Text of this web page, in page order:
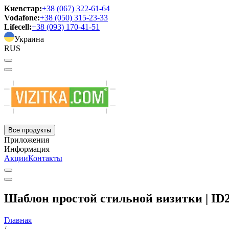
Киевстар:+38 (067) 322-61-64
Vodafone:+38 (050) 315-23-33
Lifecell:+38 (093) 170-41-51
Украина
RUS
Все продукты
Приложения
Информация
АкцииКонтакты
Шаблон простой стильной визитки |
Главная